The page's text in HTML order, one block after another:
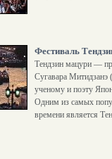
Фестиваль
Тендзин мацури —
Сугавара Митидзанэ
ученому и поэту
Одним из самых
времени является